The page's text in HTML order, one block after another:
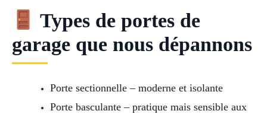
Types de portes de
garage que nous dépannons
Porte sectionnelle – moderne et isolante
Porte basculante – pratique mais sensible aux